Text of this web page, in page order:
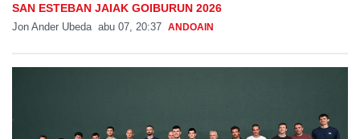
SAN ESTEBAN JAIAK GOIBURUN 2026
Jon Ander Ubeda abu 07, 20:37 ANDOAIN